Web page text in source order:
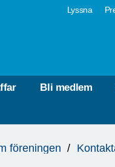
Lyssna
Bli medlem
föreningen